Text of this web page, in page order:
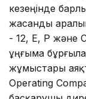
кезеңінде
жасанды
- 12, Е, Р және
ұңғыма
жұмыстары
Operating